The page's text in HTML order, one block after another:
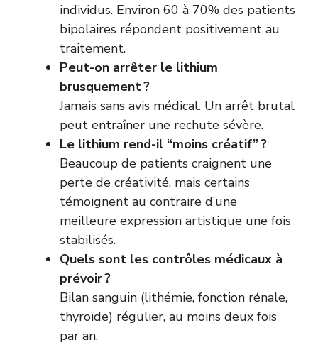
individus. Environ 60 à 70% des patients
bipolaires répondent positivement au
traitement.
Peut-on arrêter le lithium
brusquement ?
Jamais sans avis médical. Un arrêt brutal
peut entraîner une rechute sévère.
Le lithium rend-il “moins créatif” ?
Beaucoup de patients craignent une
perte de créativité, mais certains
témoignent au contraire d’une
meilleure expression artistique une fois
stabilisés.
Quels sont les contrôles médicaux à
prévoir ?
Bilan sanguin (lithémie, fonction rénale,
thyroïde) régulier, au moins deux fois
par an.